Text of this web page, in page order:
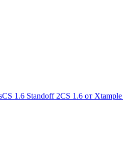
CS 1.6 Standoff 2CS 1.6 от Xtample